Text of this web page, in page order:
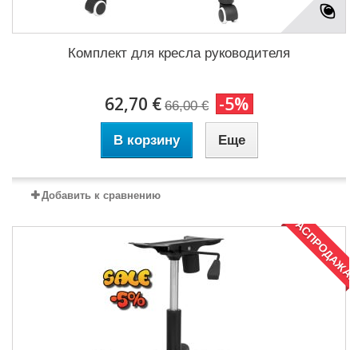
Комплект для кресла руководителя
62,70 € 66,00 € -5%
В корзину Еще
Добавить к сравнению
РАСПРОДАЖА!